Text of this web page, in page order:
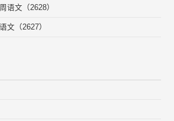
语文（2628）
文（2627）